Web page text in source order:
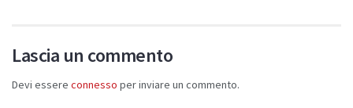
Lascia un commento
Devi essere connesso per inviare un commento.